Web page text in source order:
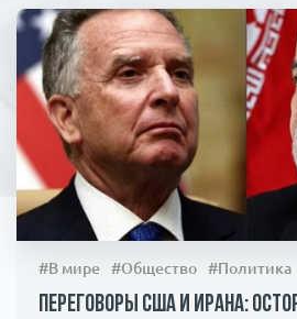
Политика
В мире
Экономика
Общество
Коронавирус
#В мире #Общество #Политика
Переговоры США и Ирана: